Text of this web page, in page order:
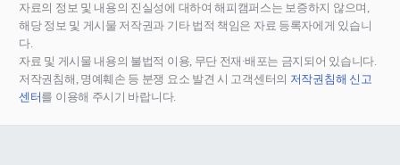
자료의 정보 및 내용의 진실성에 대하여 해피캠퍼스는 보증하지 않으며,
해당 정보 및 게시물 저작권과 기타 법적 책임은 자료 등록자에게 있습니
다.
자료 및 게시물 내용의 불법적 이용, 무단 전재∙배포는 금지되어 있습니다.
저작권침해, 명예훼손 등 분쟁 요소 발견 시 고객센터의 저작권침해 신고
센터를 이용해 주시기 바랍니다.